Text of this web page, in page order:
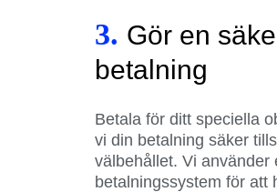
3. Gör en
betalning
Betala för ditt speciella
vi din betalning säker
välbehållet. Vi använder
betalningssystem för att